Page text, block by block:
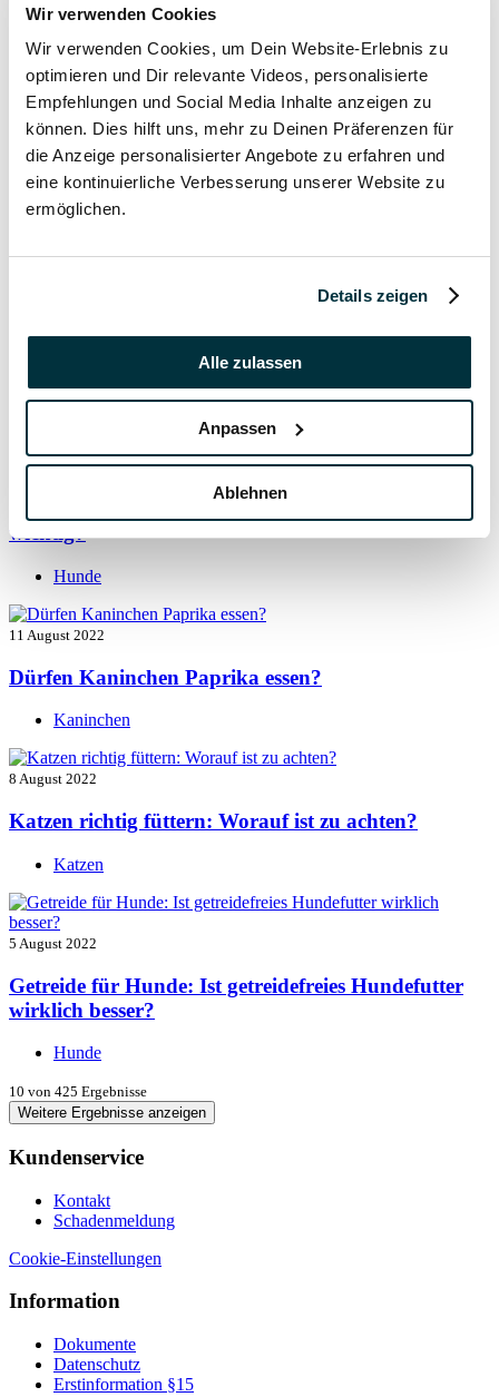
Wir verwenden Cookies
Wir verwenden Cookies, um Dein Website-Erlebnis zu
optimieren und Dir relevante Videos, personalisierte
Empfehlungen und Social Media Inhalte anzeigen zu
können. Dies hilft uns, mehr zu Deinen Präferenzen für
die Anzeige personalisierter Angebote zu erfahren und
eine kontinuierliche Verbesserung unserer Website zu
ermöglichen.
Details zeigen
Alle zulassen
Anpassen
Ablehnen
22 August 2022
Hundefutter und Wasser im Urlaub: Worauf sollte
besonders geachtet werden?
Hunde
17 August 2022
Was dürfen Katzen nicht essen?
Katzen
Vitamin B für den Hund: Für was ist es wichtig?
Hunde
13 August 2022
wichtig?
Hunde
11 August 2022
Dürfen Kaninchen Paprika essen?
Kaninchen
8 August 2022
Katzen richtig füttern: Worauf ist zu achten?
Katzen
5 August 2022
Getreide für Hunde: Ist getreidefreies Hundefutter
wirklich besser?
Hunde
10 von 425 Ergebnisse
Weitere Ergebnisse anzeigen
Kundenservice
Kontakt
Schadenmeldung
Cookie-Einstellungen
Information
Dokumente
Datenschutz
Erstinformation §15